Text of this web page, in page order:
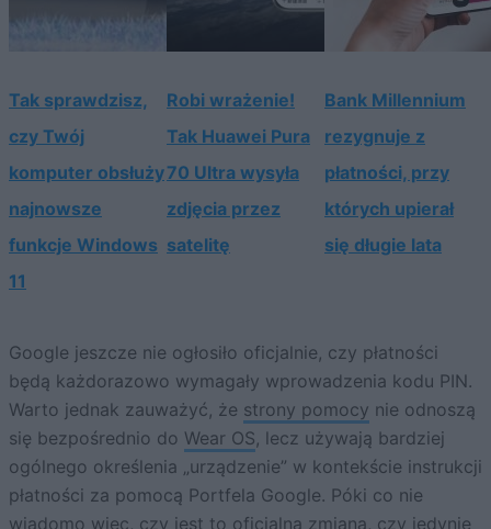
Tak sprawdzisz,
czy Twój
komputer obsłuży
najnowsze
funkcje Windows
11
Robi wrażenie!
Tak Huawei Pura
70 Ultra wysyła
zdjęcia przez
satelitę
Bank Millennium
rezygnuje z
płatności, przy
których upierał
się długie lata
Google jeszcze nie ogłosiło oficjalnie, czy płatności
będą każdorazowo wymagały wprowadzenia kodu PIN.
Warto jednak zauważyć, że strony pomocy nie odnoszą
się bezpośrednio do Wear OS, lecz używają bardziej
ogólnego określenia „urządzenie” w kontekście instrukcji
płatności za pomocą Portfela Google. Póki co nie
wiadomo więc, czy jest to oficjalna zmiana, czy jedynie